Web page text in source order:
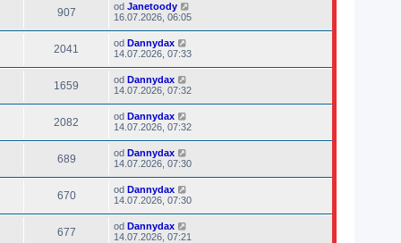
907 od Janetoody
16.07.2026, 06:05
2041 od Dannydax
14.07.2026, 07:33
1659 od Dannydax
14.07.2026, 07:32
2082 od Dannydax
14.07.2026, 07:32
689 od Dannydax
14.07.2026, 07:30
670 od Dannydax
14.07.2026, 07:30
677 od Dannydax
14.07.2026, 07:21